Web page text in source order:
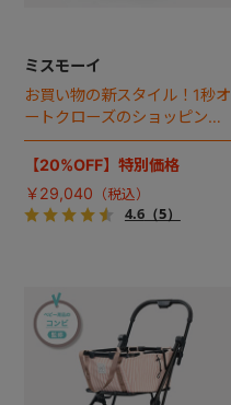
ミスモーイ
お買い物の新スタイル！1秒オ
ートクローズのショッピング
カート誕生。
【20%OFF】特別価格
￥29,040
4.6（5）